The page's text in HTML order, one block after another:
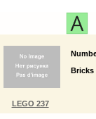
LEGO 237
Bricks